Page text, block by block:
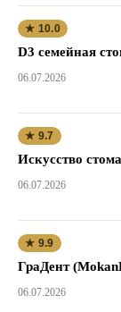
★ 10.0
D3 семейная
06.07.2026
★ 9.7
Искусство
06.07.2026
★ 9.9
ГраДент
06.07.2026